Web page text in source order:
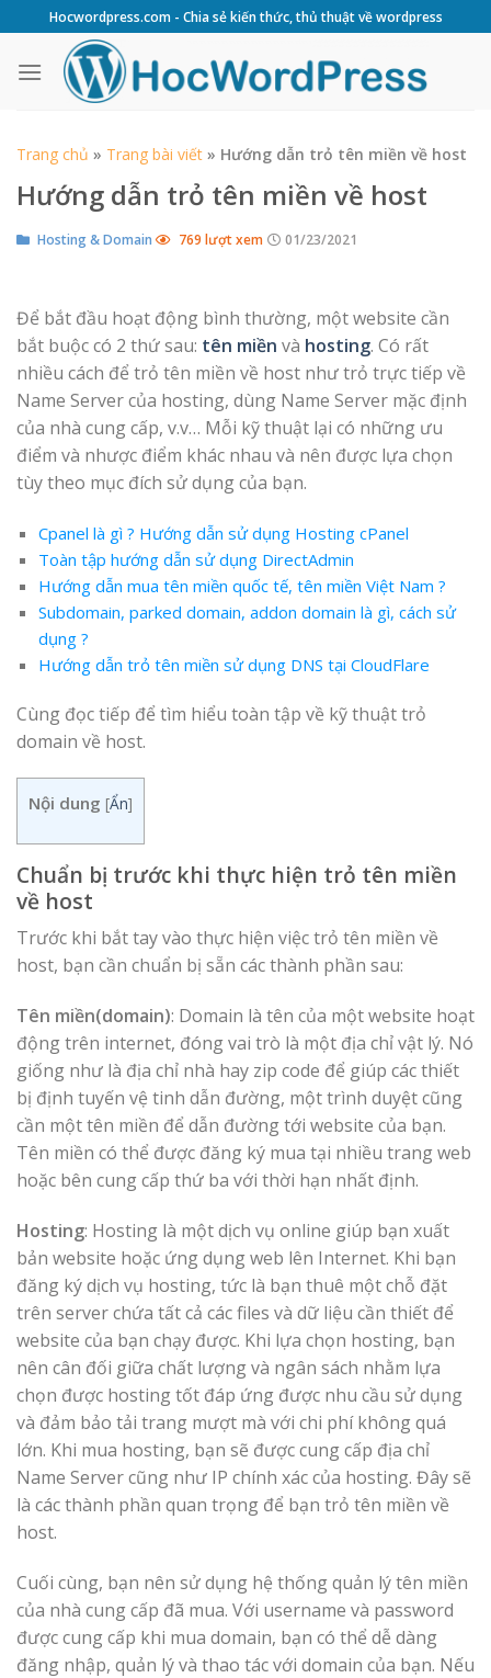
to
content
Hocwordpress.com - Chia sẻ kiến thức, thủ thuật về wordpress
Trang chủ » Trang bài viết » Hướng dẫn trỏ tên miền về host
Hướng dẫn trỏ tên miền về host
Hosting & Domain 769 lượt xem 01/23/2021
Để bắt đầu hoạt động bình thường, một website cần
bắt buộc có 2 thứ sau: tên miền và hosting. Có rất
nhiều cách để trỏ tên miền về host như trỏ trực tiếp về
Name Server của hosting, dùng Name Server mặc định
của nhà cung cấp, v.v… Mỗi kỹ thuật lại có những ưu
điểm và nhược điểm khác nhau và nên được lựa chọn
tùy theo mục đích sử dụng của bạn.
Cpanel là gì ? Hướng dẫn sử dụng Hosting cPanel
Toàn tập hướng dẫn sử dụng DirectAdmin
Hướng dẫn mua tên miền quốc tế, tên miền Việt Nam ?
Subdomain, parked domain, addon domain là gì, cách sử
dụng ?
Hướng dẫn trỏ tên miền sử dụng DNS tại CloudFlare
Cùng đọc tiếp để tìm hiểu toàn tập về kỹ thuật trỏ
domain về host.
Nội dung [Ẩn]
Chuẩn bị trước khi thực hiện trỏ tên miền
về host
Trước khi bắt tay vào thực hiện việc trỏ tên miền về
host, bạn cần chuẩn bị sẵn các thành phần sau:
Tên miền(domain): Domain là tên của một website hoạt
động trên internet, đóng vai trò là một địa chỉ vật lý. Nó
giống như là địa chỉ nhà hay zip code để giúp các thiết
bị định tuyến vệ tinh dẫn đường, một trình duyệt cũng
cần một tên miền để dẫn đường tới website của bạn.
Tên miền có thể được đăng ký mua tại nhiều trang web
hoặc bên cung cấp thứ ba với thời hạn nhất định.
Hosting: Hosting là một dịch vụ online giúp bạn xuất
bản website hoặc ứng dụng web lên Internet. Khi bạn
đăng ký dịch vụ hosting, tức là bạn thuê một chỗ đặt
trên server chứa tất cả các files và dữ liệu cần thiết để
website của bạn chạy được. Khi lựa chọn hosting, bạn
nên cân đối giữa chất lượng và ngân sách nhằm lựa
chọn được hosting tốt đáp ứng được nhu cầu sử dụng
và đảm bảo tải trang mượt mà với chi phí không quá
lớn. Khi mua hosting, bạn sẽ được cung cấp địa chỉ
Name Server cũng như IP chính xác của hosting. Đây sẽ
là các thành phần quan trọng để bạn trỏ tên miền về
host.
Cuối cùng, bạn nên sử dụng hệ thống quản lý tên miền
của nhà cung cấp đã mua. Với username và password
được cung cấp khi mua domain, bạn có thể dễ dàng
đăng nhập, quản lý và thao tác với domain của bạn. Nếu